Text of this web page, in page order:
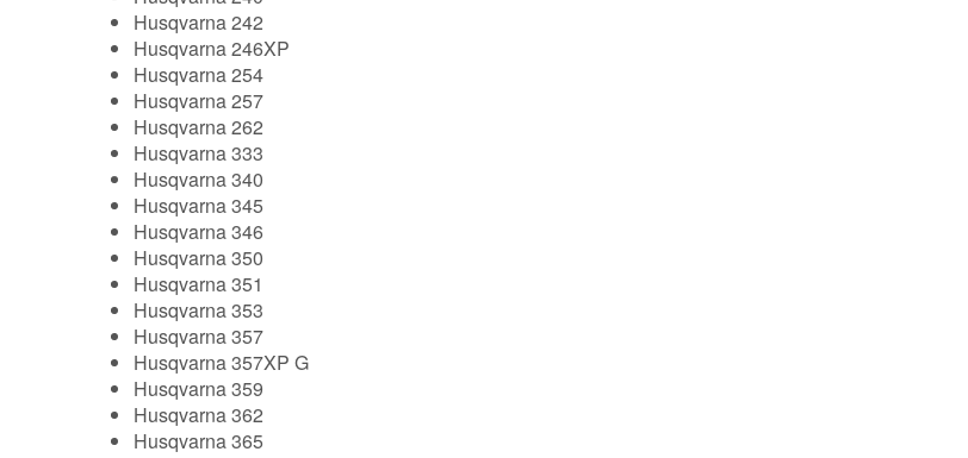
Husqvarna 242
Husqvarna 246XP
Husqvarna 254
Husqvarna 257
Husqvarna 262
Husqvarna 333
Husqvarna 340
Husqvarna 345
Husqvarna 346
Husqvarna 350
Husqvarna 351
Husqvarna 353
Husqvarna 357
Husqvarna 357XP G
Husqvarna 359
Husqvarna 362
Husqvarna 365